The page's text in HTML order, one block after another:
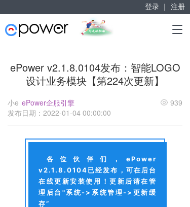
T
l
a
赋能“大众创业”
掘金万亿企业服务市场！
登录 ｜ 注册
ePower v2.1.8.0104发布：智能LOGO
设计业务模块【第224次更新】
小e ePower企服引擎
发布日期：2022-01-04 00:00:00
939
各位伙伴们，ePower
v2.1.8.0104已经发布，可在后台
在线更新安装使用！更新后请在管
理后台"系统->系统管理->更新缓
存”